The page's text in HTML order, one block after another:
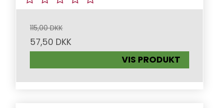
115,00 DKK
57,50 DKK
VIS PRODUKT